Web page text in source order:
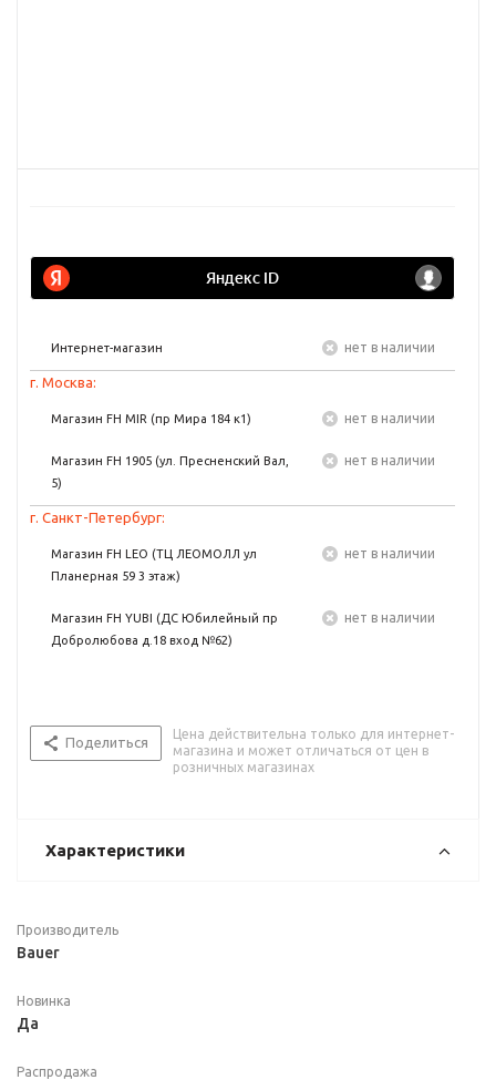
Интернет-магазин Нет в наличии
г. Москва:
Магазин FH MIR (пр Мира 184 к1) Нет в наличии
Магазин FH 1905 (ул. Пресненский Вал,
5)
Нет в наличии
г. Санкт-Петербург:
Магазин FH LEO (ТЦ ЛЕОМОЛЛ ул
Планерная 59 3 этаж)
Нет в наличии
Магазин FH YUBI (ДС Юбилейный пр
Добролюбова д.18 вход №62)
Нет в наличии
Поделиться
Цена действительна только для интернет-
магазина и может отличаться от цен в
розничных магазинах
Характеристики
Производитель
Bauer
Новинка
Да
Распродажа